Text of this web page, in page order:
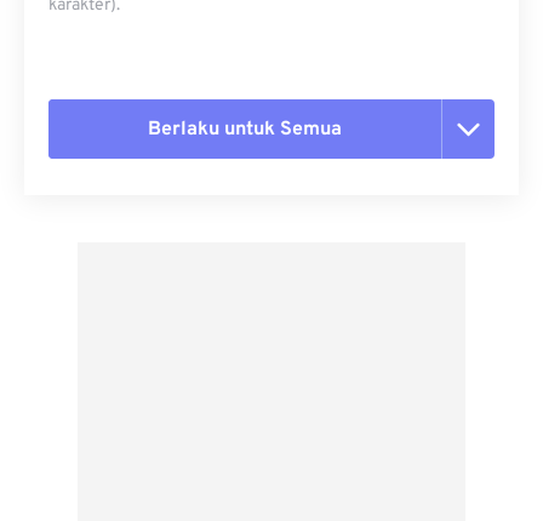
karakter).
Berlaku untuk Semua